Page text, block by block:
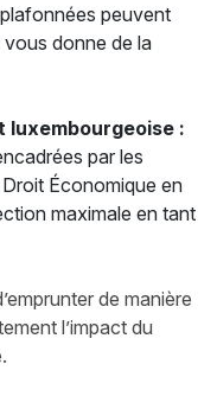
peuvent
vous donne de la
luxembourgeoise :
par les
Économique en
maximale en tant
de manière
l’impact du